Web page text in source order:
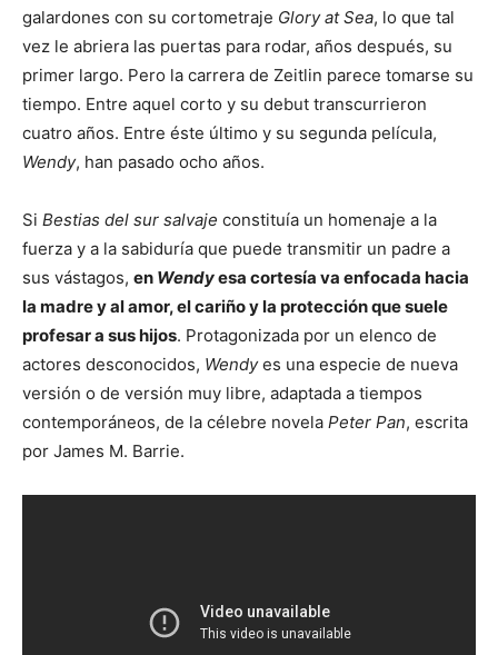
galardones con su cortometraje Glory at Sea, lo que tal
vez le abriera las puertas para rodar, años después, su
primer largo. Pero la carrera de Zeitlin parece tomarse su
tiempo. Entre aquel corto y su debut transcurrieron
cuatro años. Entre éste último y su segunda película,
Wendy, han pasado ocho años.
Si Bestias del sur salvaje constituía un homenaje a la
fuerza y a la sabiduría que puede transmitir un padre a
sus vástagos, en Wendyesa cortesía va enfocada hacia
la madre y al amor, el cariño y la protección que suele
profesar a sus hijos. Protagonizada por un elenco de
actores desconocidos, Wendyes una especie de nueva
versión o de versión muy libre, adaptada a tiempos
contemporáneos, de la célebre novela Peter Pan, escrita
por James M. Barrie.